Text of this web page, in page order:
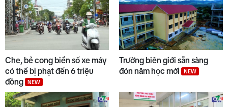
Che, bẻ cong biển số xe máy
có thể bị phạt đến 6 triệu
đồng
NEW
Trường biên giới sẵn sàng
đón năm học mới
NEW